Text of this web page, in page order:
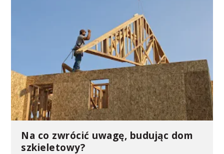
Na co zwrócić uwagę, budując dom
szkieletowy?